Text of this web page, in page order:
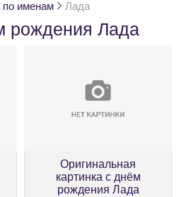
именам Лада
рождения Лада
Оригинальная
картинка с днём
рождения Лада